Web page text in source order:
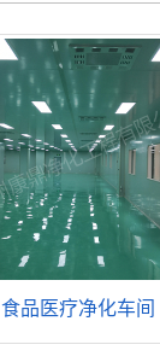
食品医疗净化车间